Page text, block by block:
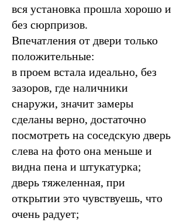
вся установка прошла хорошо и
без сюрпризов.
Впечатления от двери только
положительные:
в проем встала идеально, без
зазоров, где наличники
снаружи, значит замеры
сделаны верно, достаточно
посмотреть на соседскую дверь
слева на фото она меньше и
видна пена и штукатурка;
дверь тяжеленная, при
открытии это чувствуешь, что
очень радует;